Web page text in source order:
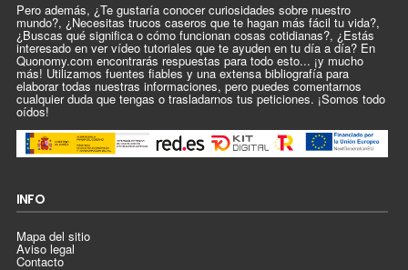
Pero además, ¿Te gustaría conocer curiosidades sobre nuestro
mundo?, ¿Necesitas trucos caseros que te hagan más fácil tu vida?,
¿Buscas qué significa o cómo funcionan cosas cotidianas?, ¿Estás
interesado en ver vídeo tutoriales que te ayuden en tu día a día? En
Quonomy.com encontrarás respuestas para todo esto... ¡y mucho
más! Utilizamos fuentes fiables y una extensa bibliografía para
elaborar todas nuestras informaciones, pero puedes comentarnos
cualquier duda que tengas o trasladarnos tus peticiones. ¡Somos todo
oídos!
INFO
Mapa del sitio
Aviso legal
Contacto